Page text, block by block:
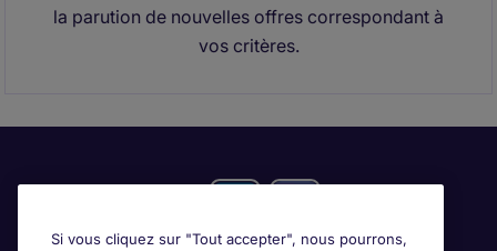
la parution de nouvelles offres correspondant à
vos critères.
Si vous cliquez sur "Tout accepter", nous pourrons,